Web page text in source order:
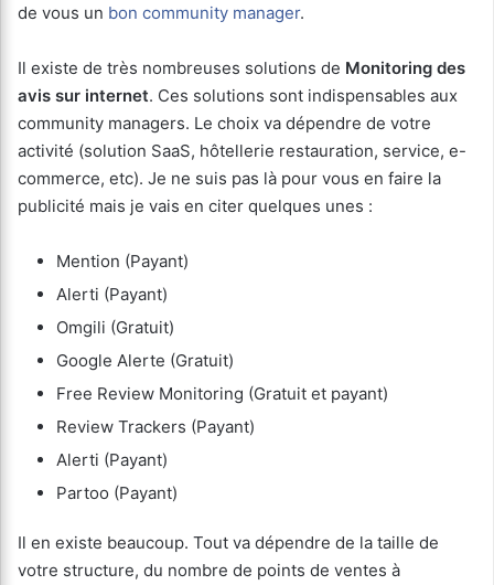
de vous un bon community manager.
Il existe de très nombreuses solutions de Monitoring des
avis sur internet. Ces solutions sont indispensables aux
community managers. Le choix va dépendre de votre
activité (solution SaaS, hôtellerie restauration, service, e-
commerce, etc). Je ne suis pas là pour vous en faire la
publicité mais je vais en citer quelques unes :
Mention (Payant)
Alerti (Payant)
Omgili (Gratuit)
Google Alerte (Gratuit)
Free Review Monitoring (Gratuit et payant)
Review Trackers (Payant)
Alerti (Payant)
Partoo (Payant)
Il en existe beaucoup. Tout va dépendre de la taille de
votre structure, du nombre de points de ventes à